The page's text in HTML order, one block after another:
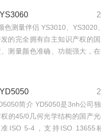
色测量伴侣 YS3010、YS3020
的完全拥有自主知识产权的
测量颜色准确、功能强大，
简介 YD5050是3nh公司
的45/0几何光学结构的国产
ISO 5-4，支持ISO 13655